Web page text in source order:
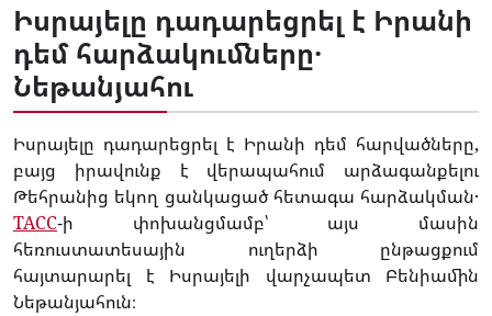
Իսրայելը դադարեցրել է Իրանի
դեմ հարձակումները․
Նեթանյահու
Իսրայելը դադարեցրել է Իրանի դեմ հարվածները,
բայց իրավունք է վերապահում արձագանքելու
Թեհրանից եկող ցանկացած հետագա հարձակման․
TACC-ի փոխանցմամբ՝ այս մասին
հեռուստատեսային ուղերձի ընթացքում
հայտարարել է Իսրայելի վարչապետ Բենիամին
Նեթանյահուն։